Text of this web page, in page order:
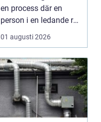
en process där en
person i en ledande roll
01 augusti 2026